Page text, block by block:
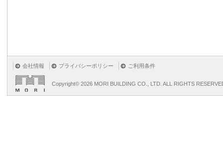
会社情報 プライバシーポリシー ご利用条件
Copyright© 2026 MORI BUILDING CO., LTD. ALL RIGHTS